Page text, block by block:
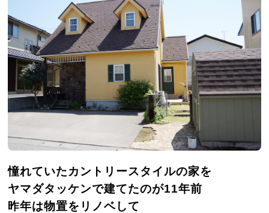
憧れていたカントリースタイルの家を
ヤマダタッケンで建てたのが11年前
昨年は物置をリノベして